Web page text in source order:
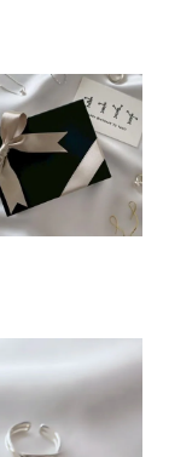
ませんでした！シ
使わせていただき
いただき有
和感が出て
す😊 ぜひ日
ございまし